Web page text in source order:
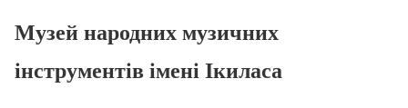
Музей народних музичних
інструментів імені Ікиласа